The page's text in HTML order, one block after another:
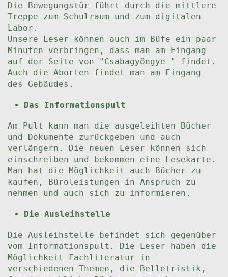
Die Bewegungstür führt durch die mittlere
Treppe zum Schulraum und zum digitalen
Labor.
Unsere Leser können auch im Büfe ein paar
Minuten verbringen, dass man am Eingang
auf der Seite von "Csabagyöngye " findet.
Auch die Aborten findet man am Eingang
des Gebäudes.
Das Informationspult
Am Pult kann man die ausgeleihten Bücher
und Dokumente zurückgeben und auch
verlängern. Die neuen Leser können sich
einschreiben und bekommen eine Lesekarte.
Man hat die Möglichkeit auch Bücher zu
kaufen, Büroleistungen in Anspruch zu
nehmen und auch sich zu informieren.
Die Ausleihstelle
Die Ausleihstelle befindet sich gegenüber
vom Informationspult. Die Leser haben die
Möglichkeit Fachliteratur in
verschiedenen Themen, die Belletristik,